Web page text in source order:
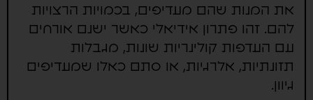
את המנות שהם מעדיפים, בכמויות הרצויות
להם. זהו פתרון אידיאלי כאשר ישנם אורחים
עם העדפות קולינריות שונות, מגבלות
תזונתיות, אלרגיות, או סתם כאלו שמעדיפים
גיוון.